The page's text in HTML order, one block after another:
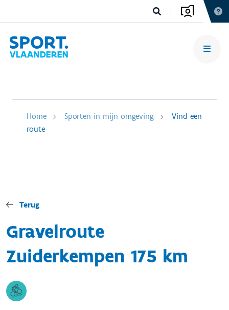
Home Sporten in mijn omgeving
Vind een
route
Terug
Gravelroute
Zuiderkempen 175 km